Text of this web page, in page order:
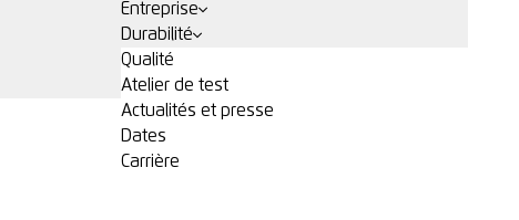
Entreprise
Durabilité
Qualité
Atelier de test
Actualités et presse
Dates
Carrière